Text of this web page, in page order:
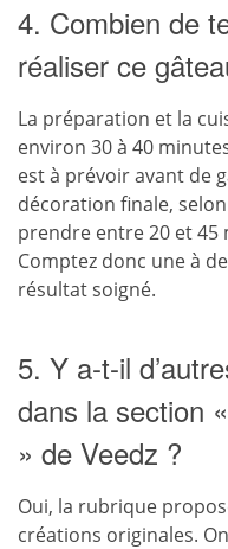
4. Combien de
réaliser ce
La préparation et la
environ 30 à 40
est à prévoir avant de
décoration finale,
prendre entre 20 et
Comptez donc une à
résultat soigné.
5. Y a-t-il
dans la section
» de Veedz ?
Oui, la rubrique
créations originales.